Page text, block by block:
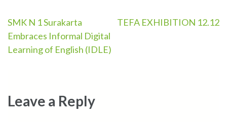
Post
navigation
SMK N 1 Surakarta
Embraces Informal Digital
Learning of English (IDLE)
TEFA EXHIBITION 12.12
Leave a Reply